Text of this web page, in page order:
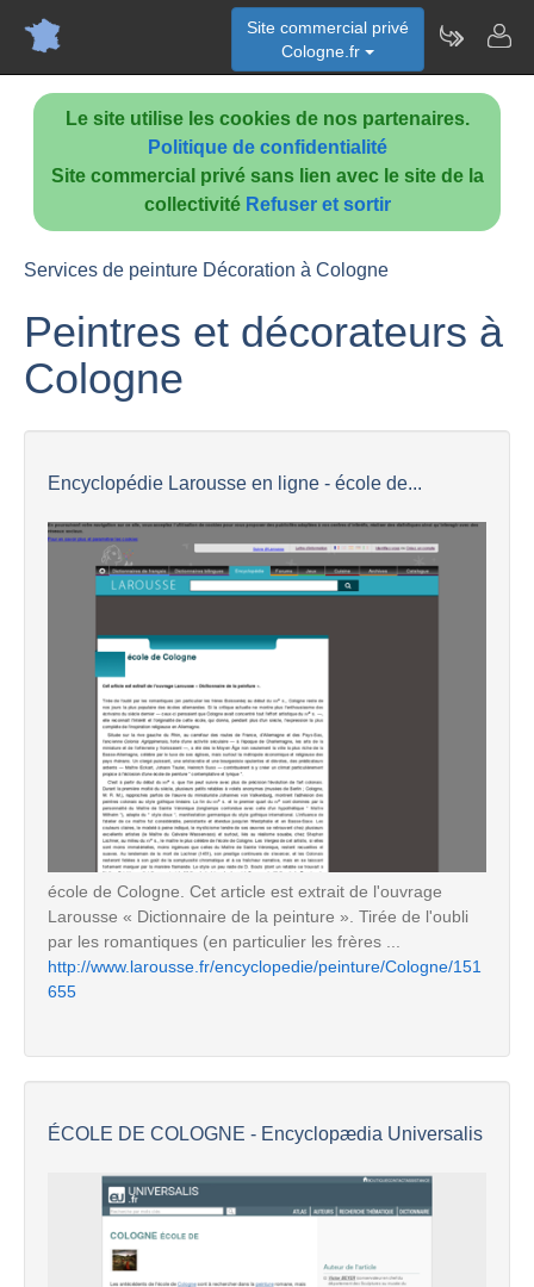
Le site utilise les cookies de nos partenaires.
Politique de confidentialité
Site commercial privé sans lien avec le site de la
collectivité Refuser et sortir
Site commercial privé
Cologne.fr
Services de peinture Décoration à Cologne
Peintres et décorateurs à
Cologne
Encyclopédie Larousse en ligne - école de...
école de Cologne. Cet article est extrait de l'ouvrage
Larousse « Dictionnaire de la peinture ». Tirée de l'oubli
par les romantiques (en particulier les frères ...
http://www.larousse.fr/encyclopedie/peinture/Cologne/151
655
ÉCOLE DE COLOGNE - Encyclopædia Universalis